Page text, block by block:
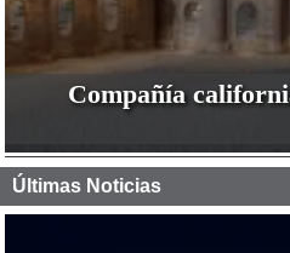
Compañía
Últimas Noticias